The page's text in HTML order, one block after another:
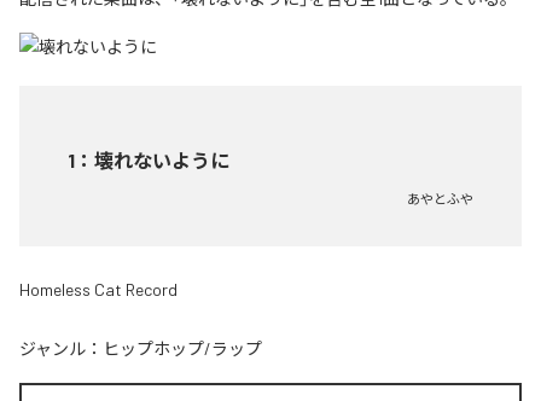
1 ： 壊れないように
あやとふや
Homeless Cat Record
ジャンル： ヒップホップ/ラップ